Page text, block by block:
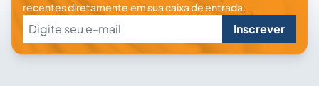
recentes diretamente em sua caixa de entrada.
Inscrever